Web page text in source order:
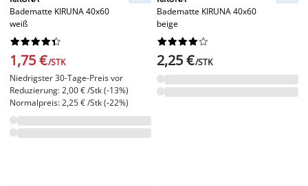
Badematte KIRUNA 40x60
weiß






1,75 €/STK
Niedrigster 30-Tage-Preis vor
Reduzierung: 2,00 € /Stk (-13%)
Normalpreis: 2,25 € /Stk (-22%)
Badematte KIRUNA 40x60
beige






2,25 €/STK